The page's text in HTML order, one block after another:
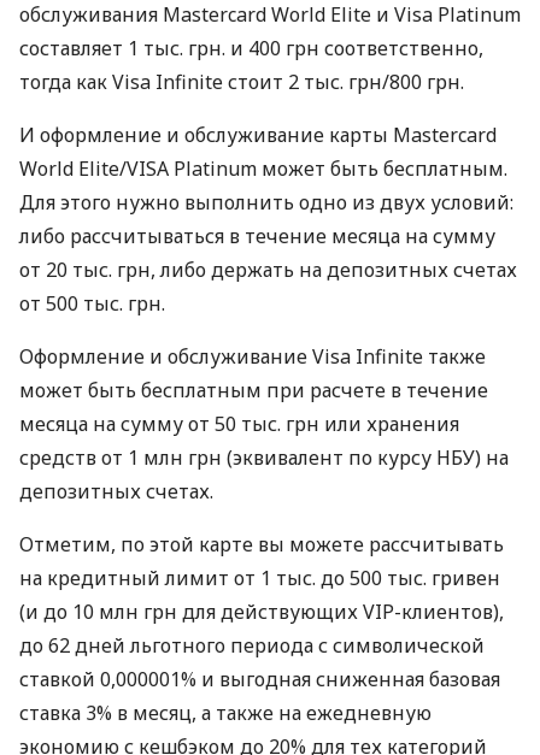
обслуживания Mastercard World Elite и Visa Platinum
составляет 1 тыс. грн. и 400 грн соответственно,
тогда как Visa Infinite стоит 2 тыс. грн/800 грн.
И оформление и обслуживание карты Mastercard
World Elite/VISA Platinum может быть бесплатным.
Для этого нужно выполнить одно из двух условий:
либо рассчитываться в течение месяца на сумму
от 20 тыс. грн, либо держать на депозитных счетах
от 500 тыс. грн.
Оформление и обслуживание Visa Infinite также
может быть бесплатным при расчете в течение
месяца на сумму от 50 тыс. грн или хранения
средств от 1 млн грн (эквивалент по курсу НБУ) на
депозитных счетах.
Отметим, по этой карте вы можете рассчитывать
на кредитный лимит от 1 тыс. до 500 тыс. гривен
(и до 10 млн грн для действующих VIP-клиентов),
до 62 дней льготного периода с символической
ставкой 0,000001% и выгодная сниженная базовая
ставка 3% в месяц, а также на ежедневную
экономию с кешбэком до 20% для тех категорий